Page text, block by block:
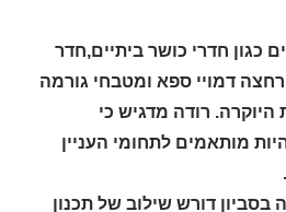
כגון חדרי כושר ביתיים,חדר
רחצה דמויי ספא ומטבחי גורמה
היוקרה. רודה מדגיש כי
מותאמים לתחומי העניין
בסביון דורש שילוב של תכנון